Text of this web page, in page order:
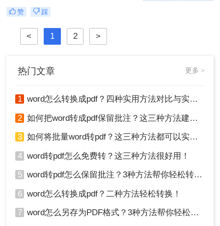
理和使用，有时需要将大型PDF文件
拆分成多个较小的文件。那么怎么把
一个大的pdf拆分呢？本文将为您介绍
两种实用的拆分大型PDF文件的方
法，帮助您轻松应对这一需求。
赞 踩
< 1 2 >
热门文章 更多 >
1 word怎么转换成pdf？四种实用方法对比与实操指南（附详细表格）！
2 如何把word转成pdf保留批注？这三种方法建议收藏！
3 如何将批量word转pdf？这三种方法都可以实现批量转换
4 word转pdf怎么免费转？这三种方法很好用！
5 word转pdf怎么保留批注？3种方法帮你轻松转换！
6 word怎么转换成pdf？二种方法轻松转换！
7 word怎么另存为PDF格式？3种方法帮你轻松转换!